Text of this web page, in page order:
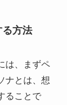
る方法
は、まずペ
ナとは、想
ることで